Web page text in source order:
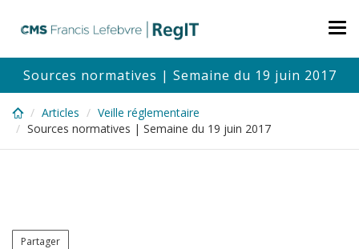
content
Sources normatives | Semaine du 19 juin 2017
Articles
Veille réglementaire
Sources normatives | Semaine du 19 juin 2017
Partager